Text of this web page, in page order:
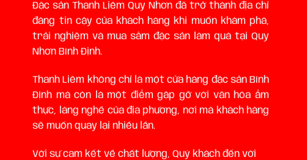
Đặc sản Thanh Liêm Quy Nhơn đã trở thành địa chỉ
đáng tin cậy của khách hàng khi muốn khám phá,
trải nghiệm và mua sắm đặc sản làm quà tại Quy
Nhơn Bình Định.
Thanh Liêm không chỉ là một cửa hàng đặc sản Bình
ĐỊnh mà còn là một điểm gặp gỡ với văn hóa ẩm
thực, làng nghề của địa phương, nơi mà khách hàng
sẽ muốn quay lại nhiều lần.
Với sự cam kết về chất lượng, Quý khách đến với